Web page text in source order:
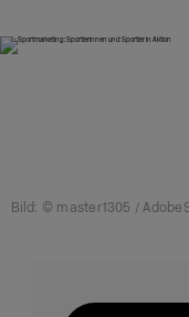
Bild: © master1305 /